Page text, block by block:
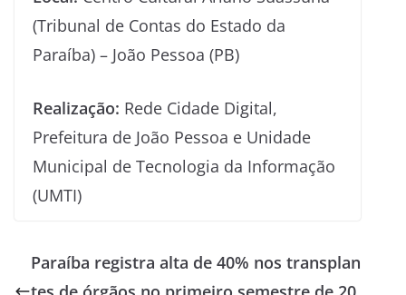
(Tribunal de Contas do Estado da
Paraíba) – João Pessoa (PB)
Realização: Rede Cidade Digital,
Prefeitura de João Pessoa e Unidade
Municipal de Tecnologia da Informação
(UMTI)
Paraíba registra alta de 40% nos transplan